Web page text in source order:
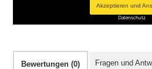
Akzeptieren und
Datenschutz
Bewertungen (0) Fragen und